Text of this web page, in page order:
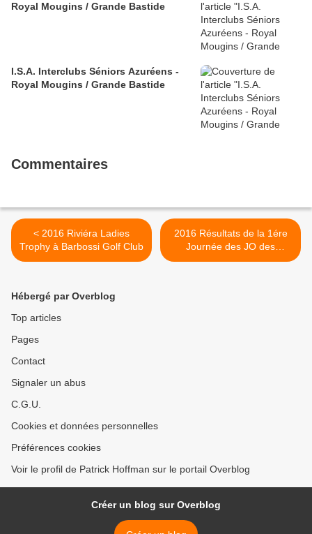
Royal Mougins / Grande Bastide
I.S.A. Interclubs Séniors Azuréens -
Royal Mougins / Grande Bastide
Commentaires
< 2016 Riviéra Ladies
Trophy à Barbossi Golf Club
2016 Résultats de la 1ére
Journée des JO des
BASTIDIENNES >
Hébergé par Overblog
Top articles
Pages
Contact
Signaler un abus
C.G.U.
Cookies et données personnelles
Préférences cookies
Voir le profil de Patrick Hoffman sur le portail Overblog
Créer un blog sur Overblog